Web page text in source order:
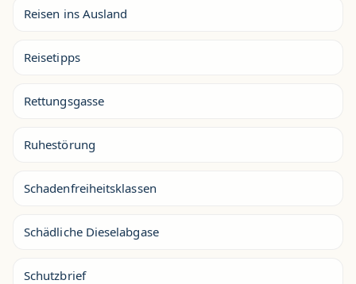
Reisen ins Ausland
Reisetipps
Rettungsgasse
Ruhestörung
Schadenfreiheitsklassen
Schädliche Dieselabgase
Schutzbrief